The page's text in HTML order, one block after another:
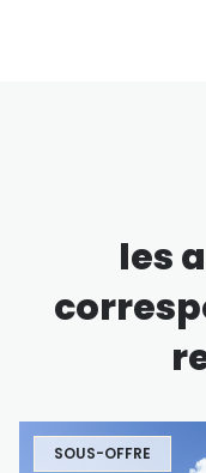
les
SOUS-OFFRE